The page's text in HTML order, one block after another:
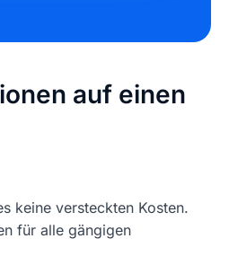
auf einen
keine versteckten Kosten.
für alle gängigen